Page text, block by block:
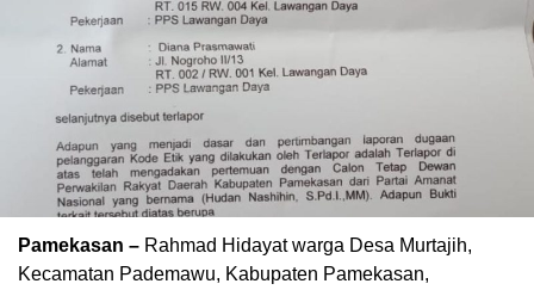
Pamekasan – Rahmad Hidayat warga Desa Murtajih,
Kecamatan Pademawu, Kabupaten Pamekasan,